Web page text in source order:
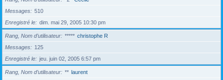
Messages
510
Enregistré le
dim. mai 29, 2005 10:30 pm
Rang, Nom d’utilisateur ***** christophe R
Messages
125
Enregistré le
jeu. juin 02, 2005 6:57 pm
Rang, Nom d’utilisateur ** laurent